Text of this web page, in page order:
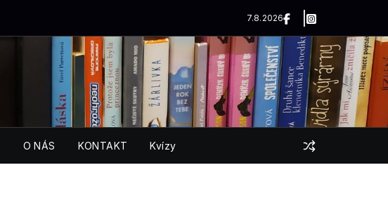
7.8.2026
O NÁS KONTAKT Kvízy